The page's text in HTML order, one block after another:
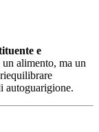
e
alimento, ma un
autoguarigione.